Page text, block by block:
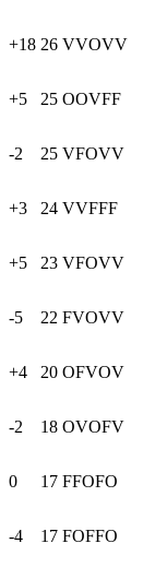
+18 26 VVOVV
+5 25 OOVFF
-2 25 VFOVV
+3 24 VVFFF
+5 23 VFOVV
-5 22 FVOVV
+4 20 OFVOV
-2 18 OVOFV
0 17 FFOFO
-4 17 FOFFO